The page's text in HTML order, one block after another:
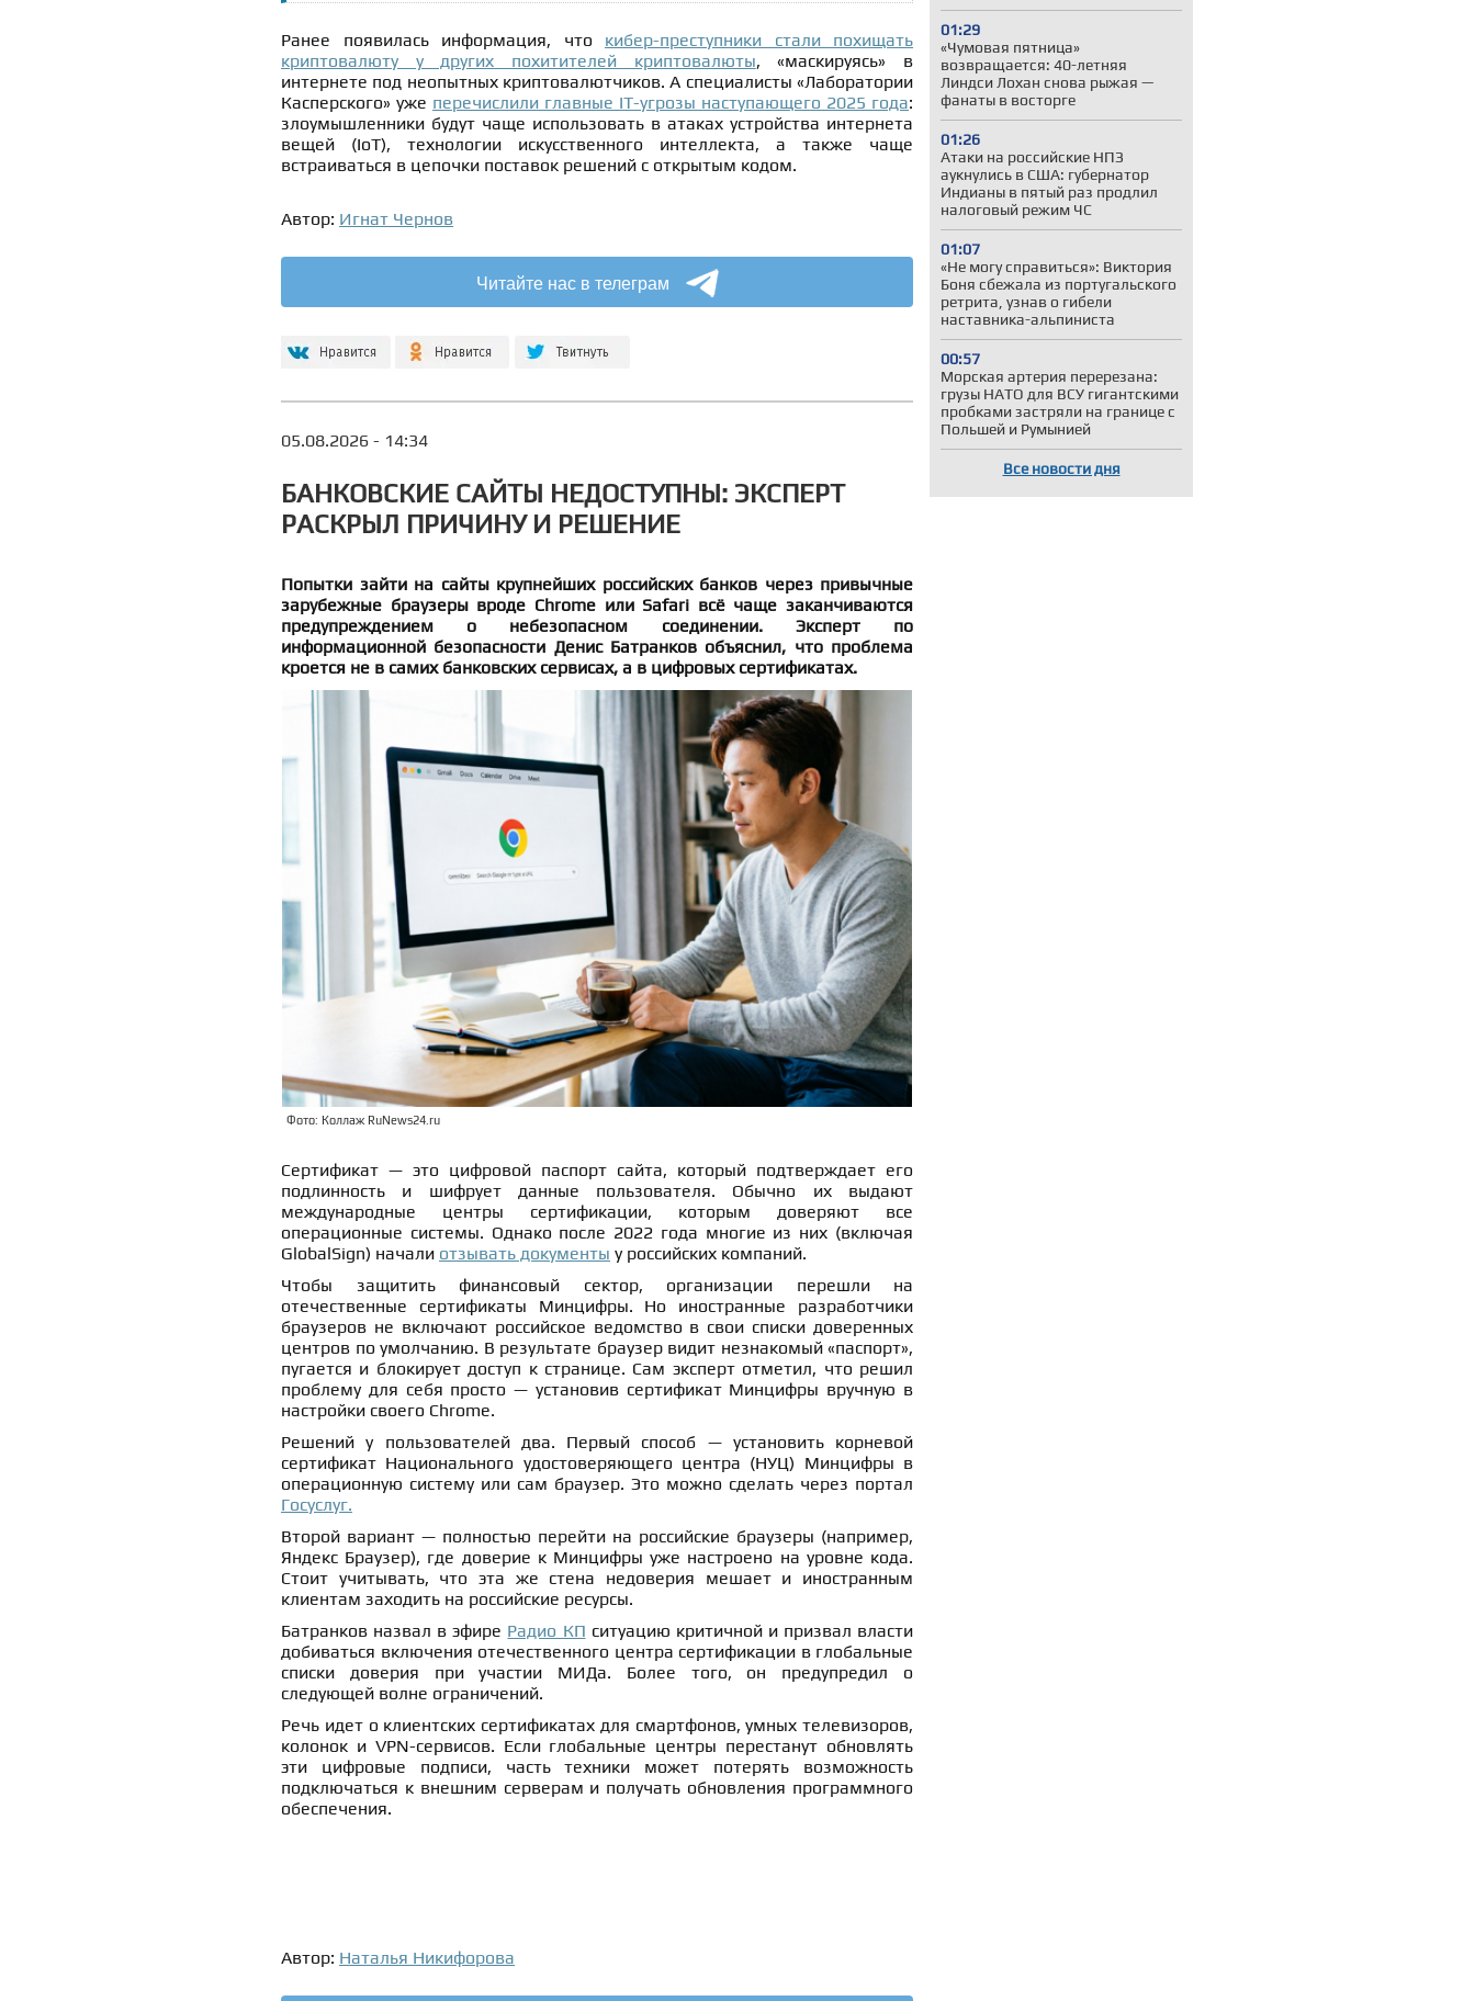
01:29
«Чумовая пятница»
возвращается: 40-летняя
Линдси Лохан снова рыжая —
фанаты в восторге
01:26
Атаки на российские НПЗ
аукнулись в США: губернатор
Индианы в пятый раз продлил
налоговый режим ЧС
01:07
«Не могу справиться»: Виктория
Боня сбежала из португальского
ретрита, узнав о гибели
наставника-альпиниста
00:57
Морская артерия перерезана:
грузы НАТО для ВСУ гигантскими
пробками застряли на границе с
Польшей и Румынией
Все новости дня
Ранее появилась информация, что кибер-преступники стали похищать
криптовалюту у других похитителей криптовалюты, «маскируясь» в
интернете под неопытных криптовалютчиков. А специалисты «Лаборатории
Касперского» уже перечислили главные IT-угрозы наступающего 2025 года:
злоумышленники будут чаще использовать в атаках устройства интернета
вещей (IoT), технологии искусственного интеллекта, а также чаще
встраиваться в цепочки поставок решений с открытым кодом.
Автор: Игнат Чернов
Читайте нас в телеграм
05.08.2026 - 14:34
БАНКОВСКИЕ САЙТЫ НЕДОСТУПНЫ: ЭКСПЕРТ
РАСКРЫЛ ПРИЧИНУ И РЕШЕНИЕ
Попытки зайти на сайты крупнейших российских банков через привычные
зарубежные браузеры вроде Chrome или Safari всё чаще заканчиваются
предупреждением о небезопасном соединении. Эксперт по
информационной безопасности Денис Батранков объяснил, что проблема
кроется не в самих банковских сервисах, а в цифровых сертификатах.
Фото: Коллаж RuNews24.ru
Сертификат — это цифровой паспорт сайта, который подтверждает его
подлинность и шифрует данные пользователя. Обычно их выдают
международные центры сертификации, которым доверяют все
операционные системы. Однако после 2022 года многие из них (включая
GlobalSign) начали отзывать документы у российских компаний.
Чтобы защитить финансовый сектор, организации перешли на
отечественные сертификаты Минцифры. Но иностранные разработчики
браузеров не включают российское ведомство в свои списки доверенных
центров по умолчанию. В результате браузер видит незнакомый «паспорт»,
пугается и блокирует доступ к странице. Сам эксперт отметил, что решил
проблему для себя просто — установив сертификат Минцифры вручную в
настройки своего Chrome.
Решений у пользователей два. Первый способ — установить корневой
сертификат Национального удостоверяющего центра (НУЦ) Минцифры в
операционную систему или сам браузер. Это можно сделать через портал
Госуслуг.
Второй вариант — полностью перейти на российские браузеры (например,
Яндекс Браузер), где доверие к Минцифры уже настроено на уровне кода.
Стоит учитывать, что эта же стена недоверия мешает и иностранным
клиентам заходить на российские ресурсы.
Батранков назвал в эфире Радио КП ситуацию критичной и призвал власти
добиваться включения отечественного центра сертификации в глобальные
списки доверия при участии МИДа. Более того, он предупредил о
следующей волне ограничений.
Речь идет о клиентских сертификатах для смартфонов, умных телевизоров,
колонок и VPN-сервисов. Если глобальные центры перестанут обновлять
эти цифровые подписи, часть техники может потерять возможность
подключаться к внешним серверам и получать обновления программного
обеспечения.
Автор: Наталья Никифорова